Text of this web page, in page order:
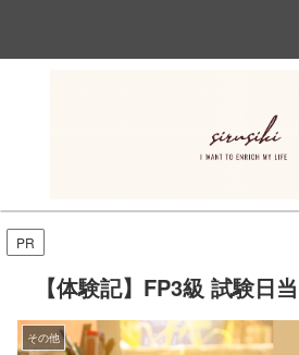
PR
【体験記】FP3級 試験日
その他